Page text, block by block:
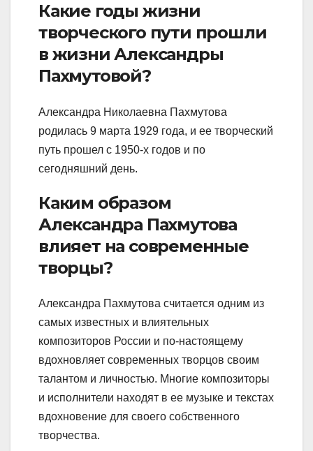
Какие годы жизни
творческого пути прошли
в жизни Александры
Пахмутовой?
Александра Николаевна Пахмутова
родилась 9 марта 1929 года, и ее творческий
путь прошел с 1950-х годов и по
сегодняшний день.
Каким образом
Александра Пахмутова
влияет на современные
творцы?
Александра Пахмутова считается одним из
самых известных и влиятельных
композиторов России и по-настоящему
вдохновляет современных творцов своим
талантом и личностью. Многие композиторы
и исполнители находят в ее музыке и текстах
вдохновение для своего собственного
творчества.